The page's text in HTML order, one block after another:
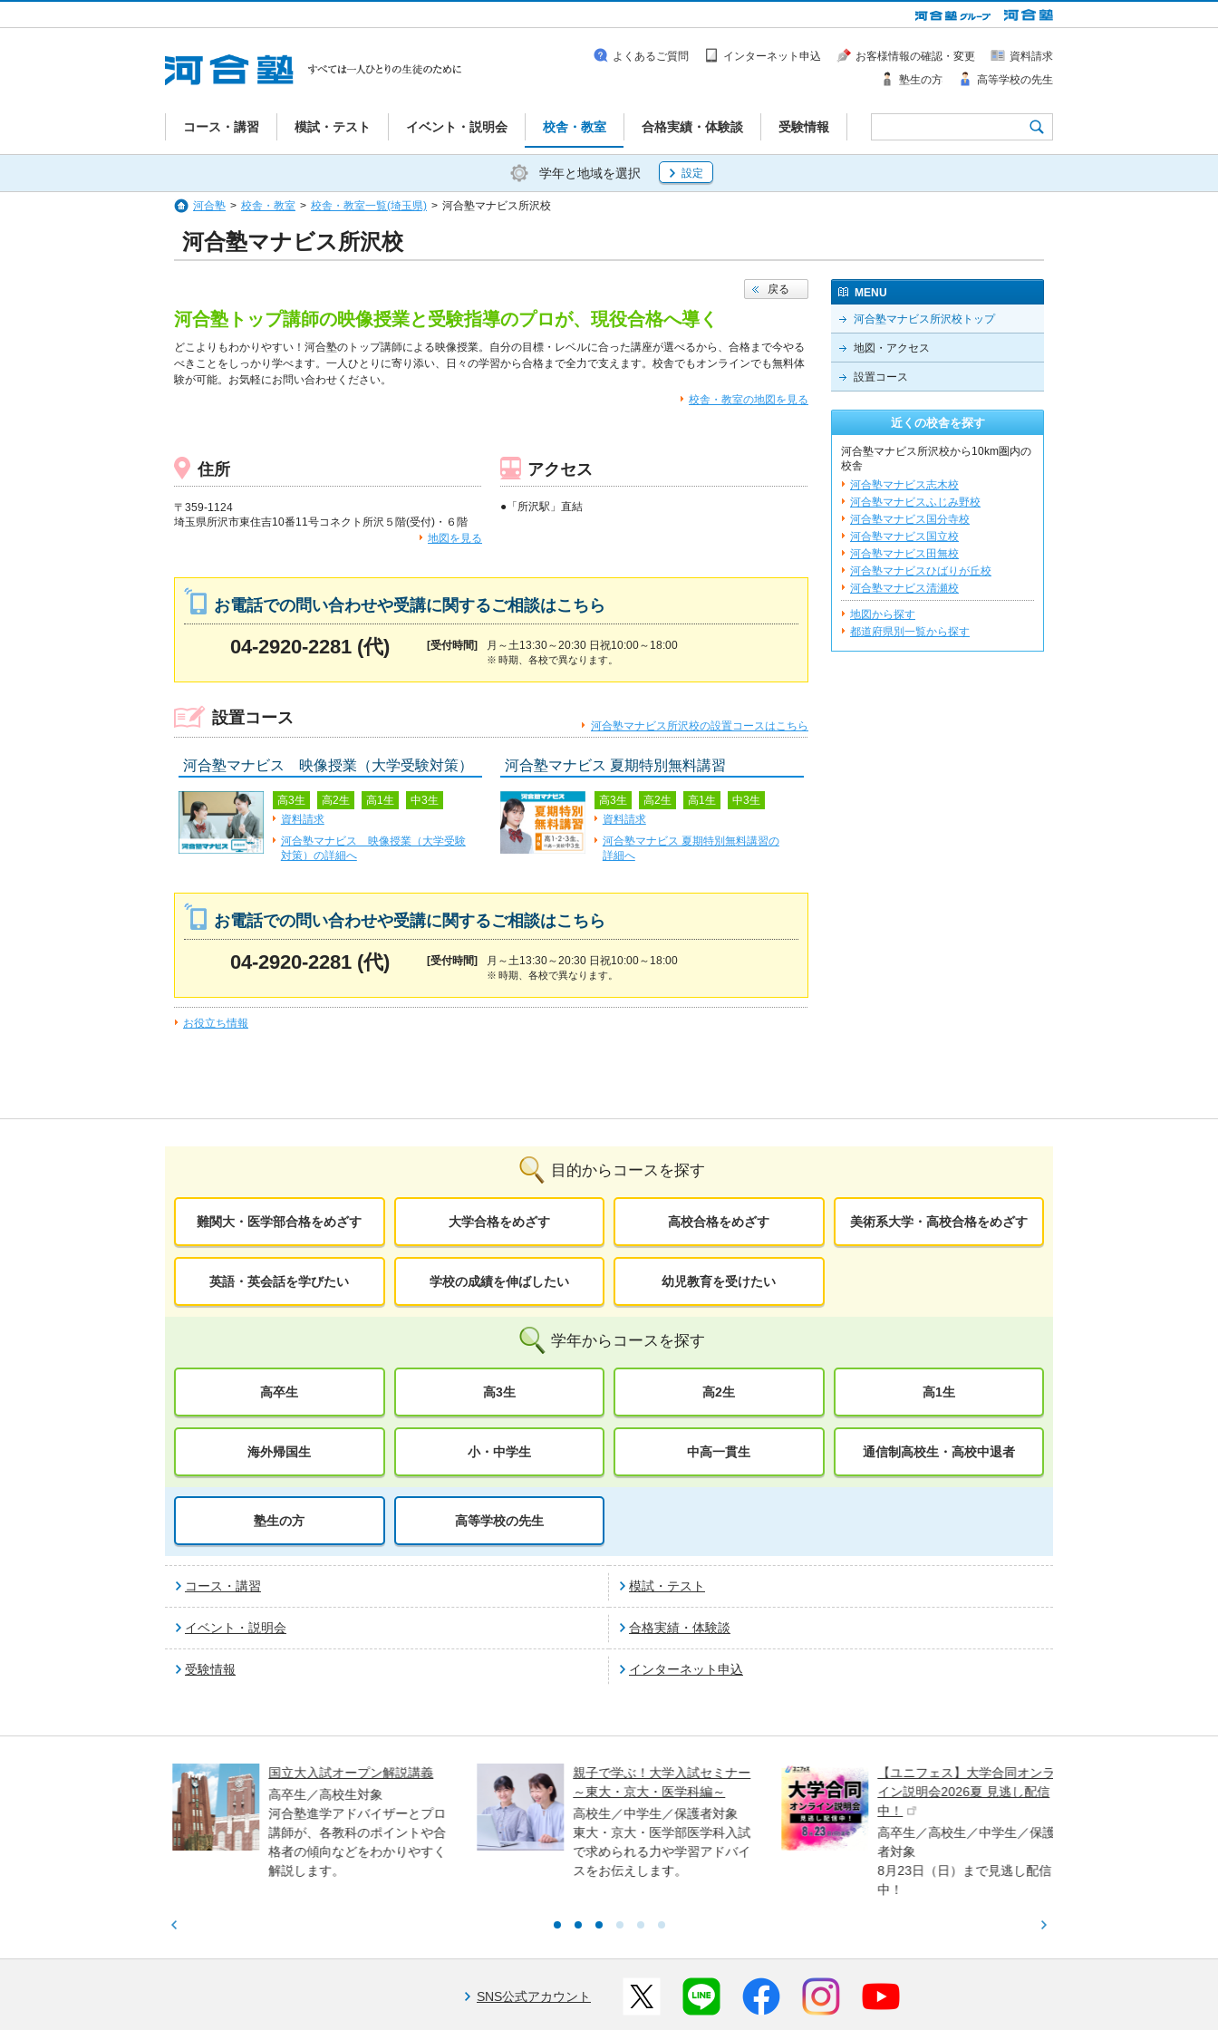
コース・講習 模試・テスト イベント・説明会 校舎・教室 合格実績・体験談 受験情報
よくあるご質問 インターネット申込 お客様情報の確認・変更
資料請求
塾生の方
高等学校の先生
学年と地域を選択 設定
河合塾 > 校舎・教室 > 校舎・教室一覧(埼玉県) > 河合塾マナビス所沢校
河合塾マナビス所沢校
戻る
河合塾トップ講師の映像授業と受験指導のプロが、現役合格へ導く
どこよりもわかりやすい！河合塾のトップ講師による映像授業。自分の目標・レベルに合った講座が選べるから、合格まで今やる
べきことをしっかり学べます。一人ひとりに寄り添い、日々の学習から合格まで全力で支えます。校舎でもオンラインでも無料体
験が可能。お気軽にお問い合わせください。
校舎・教室の地図を見る
住所
〒359-1124
埼玉県所沢市東住吉10番11号コネクト所沢５階(受付)・６階
地図を見る
アクセス
●「所沢駅」直結
お電話での問い合わせや受講に関するご相談はこちら
04-2920-2281 (代) [受付時間] 月～土13:30～20:30 日祝10:00～18:00
※ 時期、各校で異なります。
設置コース 河合塾マナビス所沢校の設置コースはこちら
河合塾マナビス 映像授業（大学受験対策）
高3生 高2生 高1生
中3生
資料請求
河合塾マナビス 映像授業（大学受験
対策）の詳細へ
河合塾マナビス 夏期特別無料講習
高3生 高2生 高1生
中3生
資料請求
河合塾マナビス 夏期特別無料講習の
詳細へ
お電話での問い合わせや受講に関するご相談はこちら
04-2920-2281 (代) [受付時間] 月～土13:30～20:30 日祝10:00～18:00
※ 時期、各校で異なります。
お役立ち情報
MENU
河合塾マナビス所沢校トップ
地図・アクセス
設置コース
近くの校舎を探す
河合塾マナビス所沢校から10km圏内の
校舎
河合塾マナビス志木校
河合塾マナビスふじみ野校
河合塾マナビス国分寺校
河合塾マナビス国立校
河合塾マナビス田無校
河合塾マナビスひばりが丘校
河合塾マナビス清瀬校
地図から探す
都道府県別一覧から探す
目的からコースを探す
難関大・医学部合格をめざす 大学合格をめざす 高校合格をめざす 美術系大学・高校合格をめざす
英語・英会話を学びたい 学校の成績を伸ばしたい 幼児教育を受けたい
学年からコースを探す
高卒生 高3生 高2生 高1生
海外帰国生 小・中学生 中高一貫生 通信制高校生・高校中退者
塾生の方 高等学校の先生
コース・講習 模試・テスト
イベント・説明会 合格実績・体験談
受験情報 インターネット申込
国立大入試オープン解説講義
高卒生／高校生対象
河合塾進学アドバイザーとプロ
講師が、各教科のポイントや合
格者の傾向などをわかりやすく
解説します。
親子で学ぶ！大学入試セミナー
～東大・京大・医学科編～
高校生／中学生／保護者対象
東大・京大・医学部医学科入試
で求められる力や学習アドバイ
スをお伝えします。
【ユニフェス】大学合同オンラ
イン説明会2026夏 見逃し配信
中！
高卒生／高校生／中学生／保護
者対象
8月23日（日）まで見逃し配信
中！
SNS公式アカウント